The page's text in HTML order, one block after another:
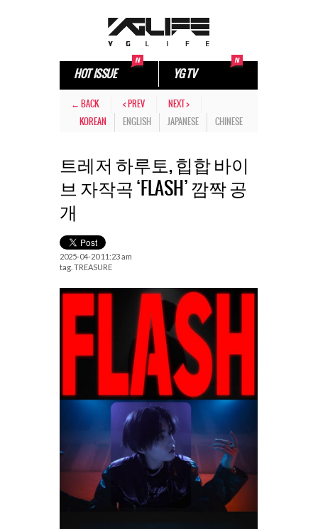
HOT ISSUE YG TV
← BACK < PREV
NEXT >
KOREAN
ENGLISH JAPANESE CHINESE
트레저 하루토, 힙합 바이
브 자작곡 ‘FLASH’ 깜짝 공
개
2025-04-20 11:23 am
tag. TREASURE